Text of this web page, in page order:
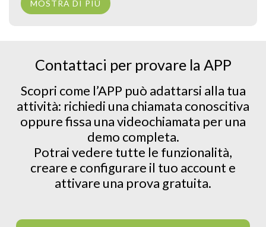
MOSTRA DI PIÙ
Contattaci per provare la APP
Scopri come l’APP può adattarsi alla tua
attività: richiedi una chiamata conoscitiva
oppure fissa una videochiamata per una
demo completa.
Potrai vedere tutte le funzionalità,
creare e configurare il tuo account e
attivare una prova gratuita.